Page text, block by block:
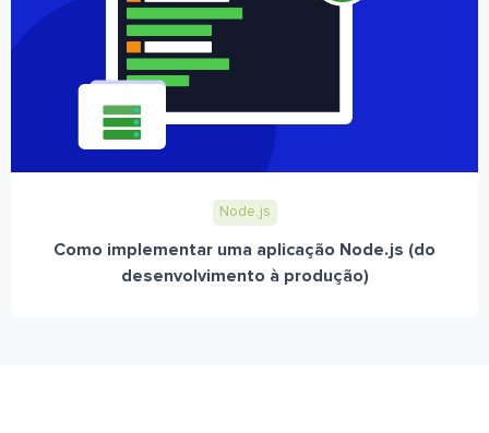
Node.js
Como implementar uma aplicação Node.js (do
desenvolvimento à produção)